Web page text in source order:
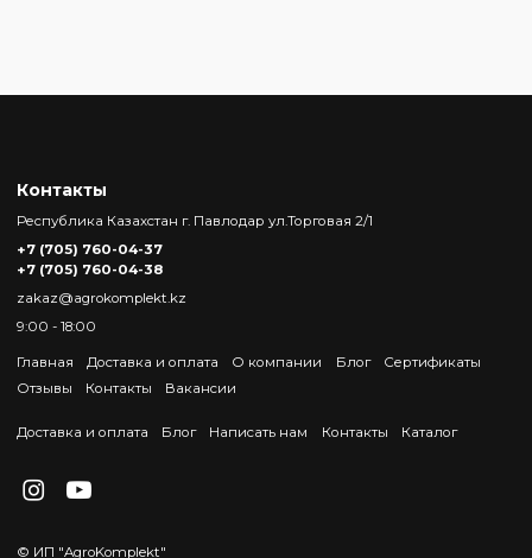
Главная Доставка и оплата О компании Блог
Сертификаты
Отзывы
Контакты Вакансии
Доставка и оплата Блог Написать нам Контакты Каталог
Контакты
Республика Казахстан г. Павлодар ул.Торговая 2/1
+7 (705) 760-04-37
+7 (705) 760-04-38
zakaz@agrokomplekt.kz
9:00 - 18:00
© ИП "AgroKomplekt"